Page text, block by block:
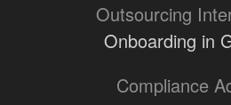
Outsourcing
Onboarding in
Compliance